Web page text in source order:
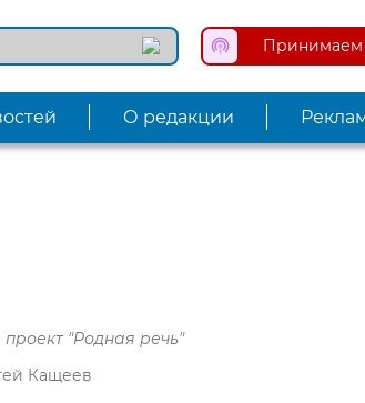
Принимаем
О редакции
проект "Родная речь"
Кащеев